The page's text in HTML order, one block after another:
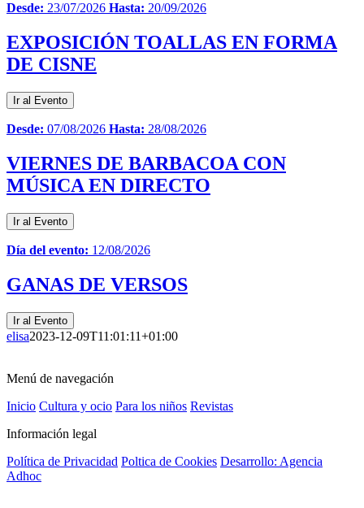
Desde: 23/07/2026 Hasta: 20/09/2026
EXPOSICIÓN TOALLAS EN FORMA
DE CISNE
Ir al Evento
Desde: 07/08/2026 Hasta: 28/08/2026
VIERNES DE BARBACOA CON
MÚSICA EN DIRECTO
Ir al Evento
Día del evento: 12/08/2026
GANAS DE VERSOS
Ir al Evento
elisa2023-12-09T11:01:11+01:00
Menú de navegación
Inicio Cultura y ocio Para los niños Revistas
Información legal
Política de Privacidad Poltica de Cookies Desarrollo: Agencia
Adhoc